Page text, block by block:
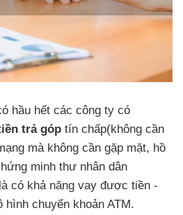
hầu hết các công ty có
trả góp tín chấp(không cần
mà không cần gặp mặt, hồ
minh thư nhân dân
có khả năng vay được tiền -
hình chuyển khoản ATM.